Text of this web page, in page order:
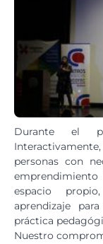
Durante el
personas con
emprendimiento
espacio
aprendizaje
práctica
Nuestro